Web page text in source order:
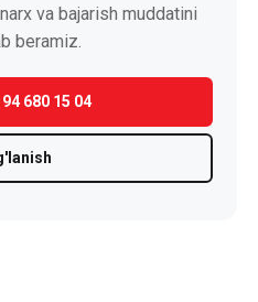
va bajarish muddatini
beramiz.
680 15 04